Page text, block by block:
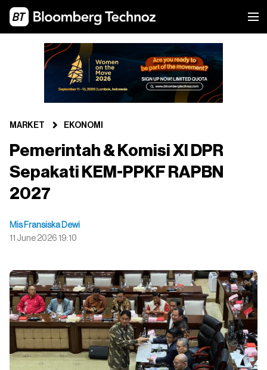
MARKET EKONOMI
Pemerintah & Komisi XI DPR
Sepakati KEM-PPKF RAPBN
2027
Mis Fransiska Dewi
11 June 2026 19:10